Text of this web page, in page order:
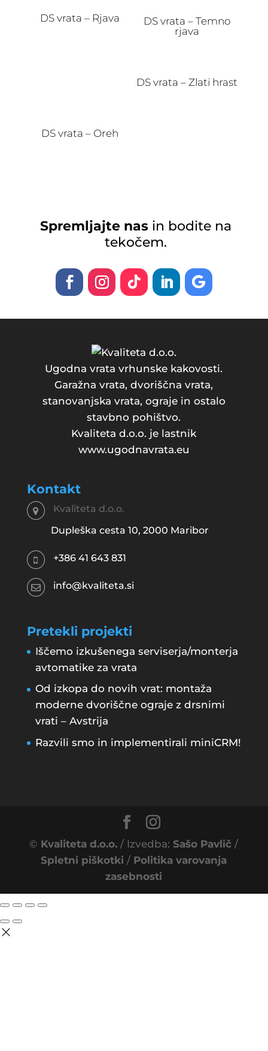
DS vrata – Rjava
DS vrata – Temno
rjava
DS vrata – Zlati hrast
DS vrata – Oreh
Spremljajte nasin bodite na
tekočem.
Ugodna vrata vrhunske kakovosti.
Garažna vrata, dvoriščna vrata,
stanovanjska vrata, ograje in ostalo
stavbno pohištvo.
Kvaliteta d.o.o. je lastnik
www.ugodnavrata.eu
Kontakt
Kvaliteta d.o.o.
Dupleška cesta 10, 2000 Maribor
+386 41 643 831
info@kvaliteta.si
Pretekli projekti
Iščemo izkušenega serviserja/monterja
avtomatike za vrata
Od izkopa do novih vrat: montaža
moderne dvoriščne ograje z drsnimi
vrati – Avstrija
Razvili smo in implementirali miniCRM!
© Kvaliteta d.o.o. / Izvedba:Sašo Pavlič /
Spletni piškotki / Politika varovanja
zasebnosti